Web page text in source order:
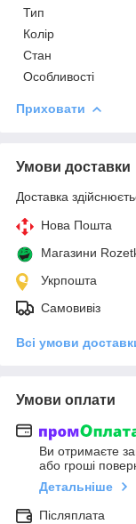
Тип
Колір
Стан
Особливості
Приховати
Умови доставки
Доставка
Нова Пошта
Магазини
Укрпошта
Самовивіз
Всі умови
Умови оплати
Ви отримаєте
або гроші
Детальніше
Післяплата